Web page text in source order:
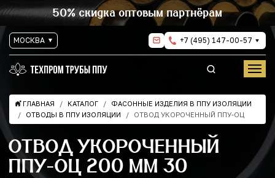
50% скидка оптовым партнёрам
МОСКВА +7 (495) 147-00-57
ГЛАВНАЯ КАТАЛОГ
ФАСОННЫЕ ИЗДЕЛИЯ В ППУ ИЗОЛЯЦИИ
ОТВОДЫ В ППУ ИЗОЛЯЦИИ
ОТВОД УКОРОЧЕННЫЙ ППУ-ОЦ
ОТВОД УКОРОЧЕННЫЙ
ППУ-ОЦ 200 ММ 30